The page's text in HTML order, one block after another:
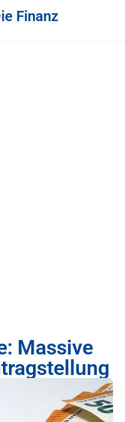
Finanz
Massive